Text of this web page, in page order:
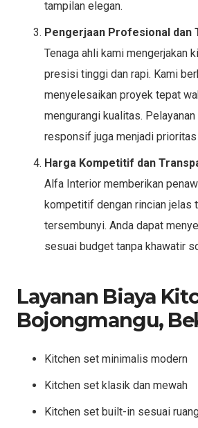
tampilan elegan.
Pengerjaan Profesional dan
Tenaga ahli kami mengerjakan
presisi tinggi dan rapi. Kami
menyelesaikan proyek tepat
mengurangi kualitas. Pelayanan
responsif juga menjadi prioritas
Harga Kompetitif dan
Alfa Interior memberikan
kompetitif dengan rincian jelas
tersembunyi. Anda dapat
sesuai budget tanpa khawatir
Layanan Biaya
Bojongmangu,
Kitchen set minimalis modern
Kitchen set klasik dan mewah
Kitchen set built-in sesuai